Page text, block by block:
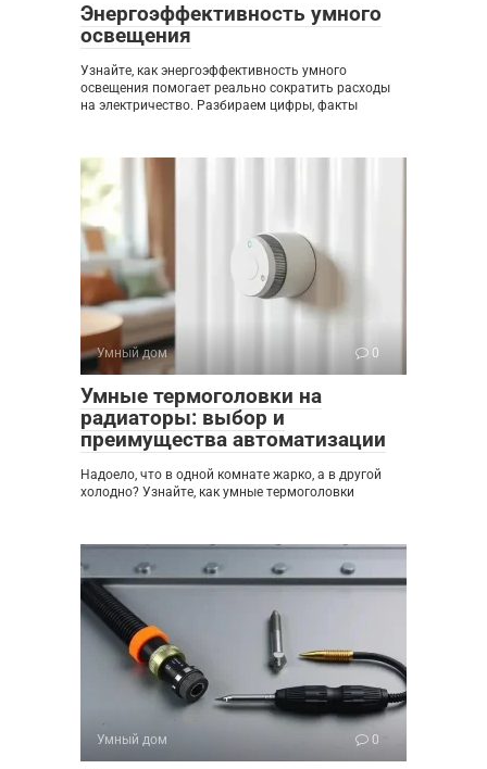
Энергоэффективность умного
освещения
Узнайте, как энергоэффективность умного
освещения помогает реально сократить расходы
на электричество. Разбираем цифры, факты
Умный дом 0
Умные термоголовки на
радиаторы: выбор и
преимущества автоматизации
Надоело, что в одной комнате жарко, а в другой
холодно? Узнайте, как умные термоголовки
Умный дом 0